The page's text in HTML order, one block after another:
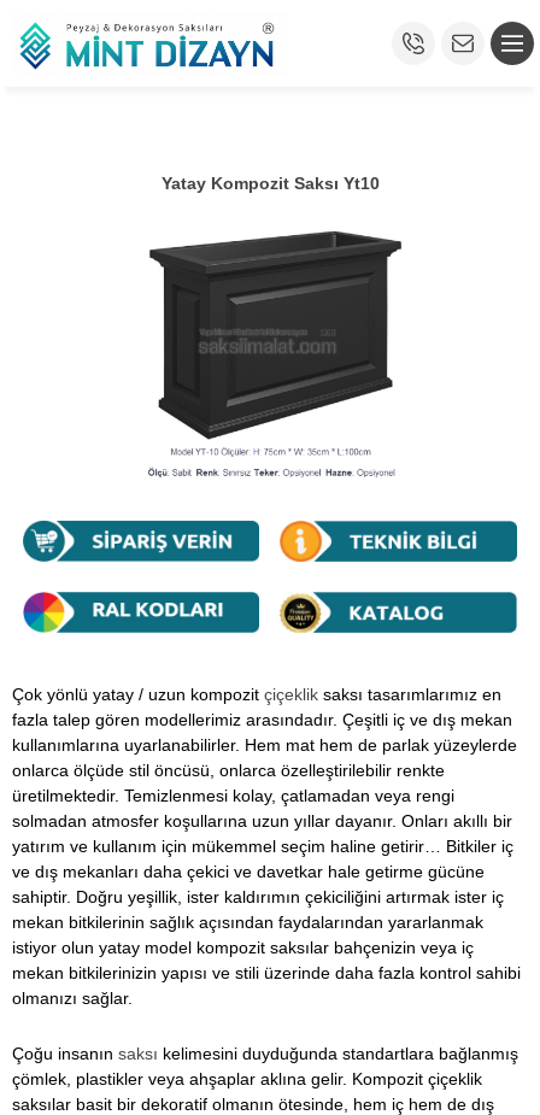
Yatay Kompozit Saksı Yt10
Çok yönlü yatay / uzun kompozit çiçeklik saksı tasarımlarımız en
fazla talep gören modellerimiz arasındadır. Çeşitli iç ve dış mekan
kullanımlarına uyarlanabilirler. Hem mat hem de parlak yüzeylerde
onlarca ölçüde stil öncüsü, onlarca özelleştirilebilir renkte
üretilmektedir. Temizlenmesi kolay, çatlamadan veya rengi
solmadan atmosfer koşullarına uzun yıllar dayanır. Onları akıllı bir
yatırım ve kullanım için mükemmel seçim haline getirir… Bitkiler iç
ve dış mekanları daha çekici ve davetkar hale getirme gücüne
sahiptir. Doğru yeşillik, ister kaldırımın çekiciliğini artırmak ister iç
mekan bitkilerinin sağlık açısından faydalarından yararlanmak
istiyor olun yatay model kompozit saksılar bahçenizin veya iç
mekan bitkilerinizin yapısı ve stili üzerinde daha fazla kontrol sahibi
olmanızı sağlar.
Çoğu insanın saksı kelimesini duyduğunda standartlara bağlanmış
çömlek, plastikler veya ahşaplar aklına gelir. Kompozit çiçeklik
saksılar basit bir dekoratif olmanın ötesinde, hem iç hem de dış